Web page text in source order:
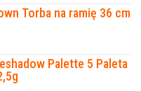
Torba na ramię 36 cm
Palette 5 Paleta